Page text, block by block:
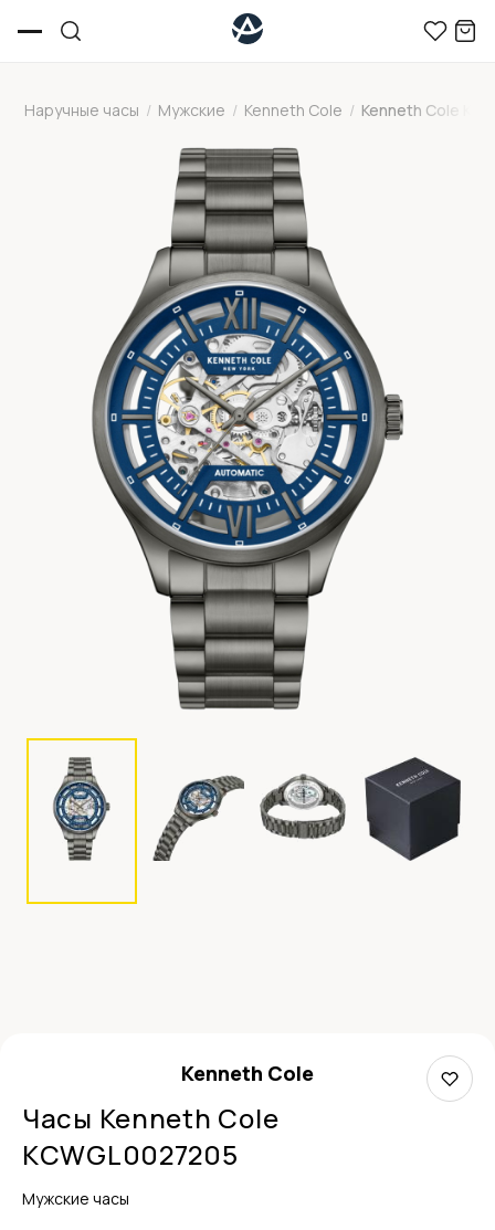
Наручные часы / Мужские / Kenneth Cole / Kenneth Cole
Kenneth Cole
Часы Kenneth Cole
KCWGL0027205
Мужские часы